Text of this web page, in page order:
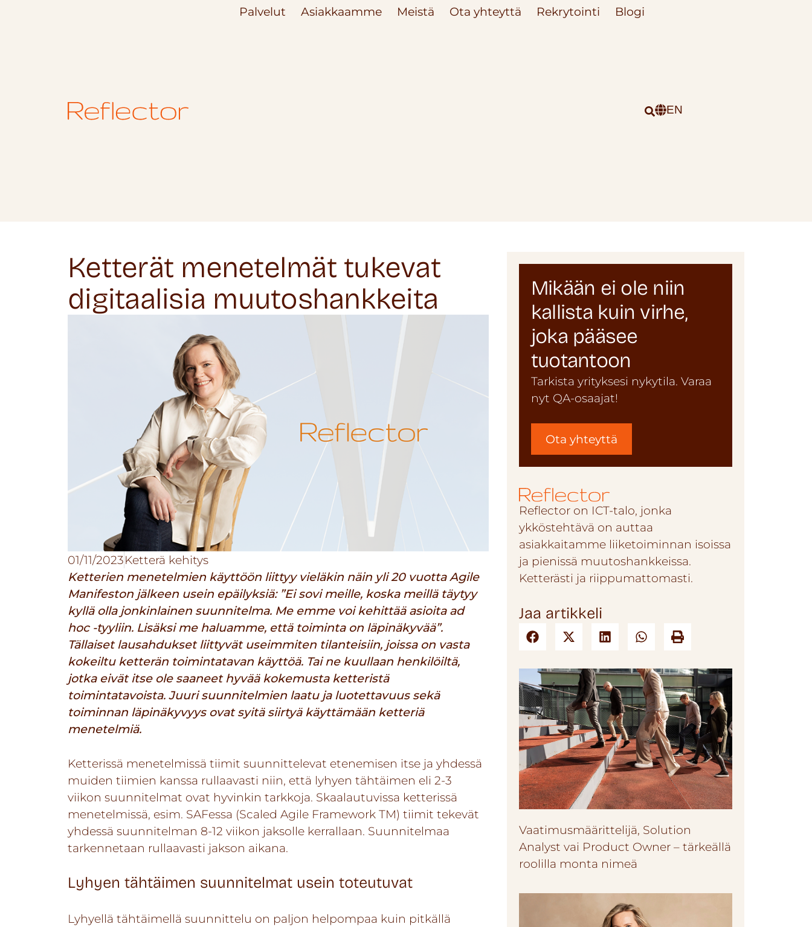
Palvelut Asiakkaamme Meistä Ota yhteyttä Rekrytointi Blogi
EN
Ketterät menetelmät tukevat
digitaalisia muutoshankkeita
01/11/2023Ketterä kehitys
Ketterien menetelmien käyttöön liittyy vieläkin näin yli 20 vuotta Agile
Manifeston jälkeen usein epäilyksiä: ”Ei sovi meille, koska meillä täytyy
kyllä olla jonkinlainen suunnitelma. Me emme voi kehittää asioita ad
hoc -tyyliin. Lisäksi me haluamme, että toiminta on läpinäkyvää”.
Tällaiset lausahdukset liittyvät useimmiten tilanteisiin, joissa on vasta
kokeiltu ketterän toimintatavan käyttöä. Tai ne kuullaan henkilöiltä,
jotka eivät itse ole saaneet hyvää kokemusta ketteristä
toimintatavoista. Juuri suunnitelmien laatu ja luotettavuus sekä
toiminnan läpinäkyvyys ovat syitä siirtyä käyttämään ketteriä
menetelmiä.
Ketterissä menetelmissä tiimit suunnittelevat etenemisen itse ja yhdessä
muiden tiimien kanssa rullaavasti niin, että lyhyen tähtäimen eli 2-3
viikon suunnitelmat ovat hyvinkin tarkkoja. Skaalautuvissa ketterissä
menetelmissä, esim. SAFessa (Scaled Agile Framework TM) tiimit tekevät
yhdessä suunnitelman 8-12 viikon jaksolle kerrallaan. Suunnitelmaa
tarkennetaan rullaavasti jakson aikana.
Lyhyen tähtäimen suunnitelmat usein toteutuvat
Lyhyellä tähtäimellä suunnittelu on paljon helpompaa kuin pitkällä
Mikään ei ole niin
kallista kuin virhe,
joka pääsee
tuotantoon
Tarkista yrityksesi nykytila. Varaa
nyt QA-osaajat!
Ota yhteyttä
Reflector on ICT-talo, jonka
ykköstehtävä on auttaa
asiakkaitamme liiketoiminnan isoissa
ja pienissä muutoshankkeissa.
Ketterästi ja riippumattomasti.
Jaa artikkeli
Vaatimusmäärittelijä, Solution
Analyst vai Product Owner – tärkeällä
roolilla monta nimeä